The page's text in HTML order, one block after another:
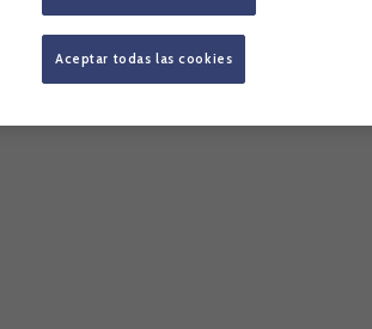
Aceptar todas las cookies